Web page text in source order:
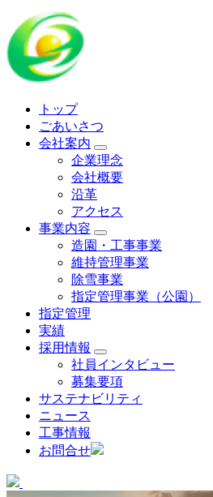
トップ
ごあいさつ
会社案内
企業理念
会社概要
沿革
アクセス
事業内容
造園・工事事業
維持管理事業
除雪事業
指定管理事業（公園）
指定管理
実績
採用情報
社員インタビュー
募集要項
サステナビリティ
ニュース
工事情報
お問合せ